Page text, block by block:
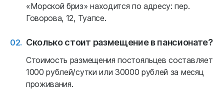
«Морской бриз» находится по адресу: пер.
Говорова, 12, Туапсе.
Сколько стоит размещение в пансионате?
Стоимость размещения постояльцев составляет
1000 рублей/сутки или 30000 рублей за месяц
проживания.